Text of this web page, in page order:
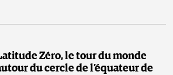
Zéro, le tour du monde
du cercle de l’équateur de